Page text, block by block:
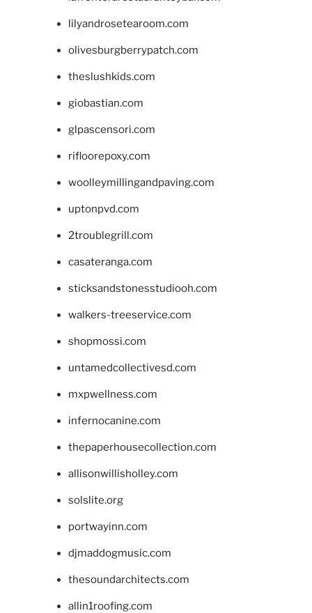
lilyandrosetearoom.com
olivesburgberrypatch.com
theslushkids.com
giobastian.com
glpascensori.com
rifloorepoxy.com
woolleymillingandpaving.com
uptonpvd.com
2troublegrill.com
casateranga.com
sticksandstonesstudiooh.com
walkers-treeservice.com
shopmossi.com
untamedcollectivesd.com
mxpwellness.com
infernocanine.com
thepaperhousecollection.com
allisonwillisholley.com
solslite.org
portwayinn.com
djmaddogmusic.com
thesoundarchitects.com
allin1roofing.com